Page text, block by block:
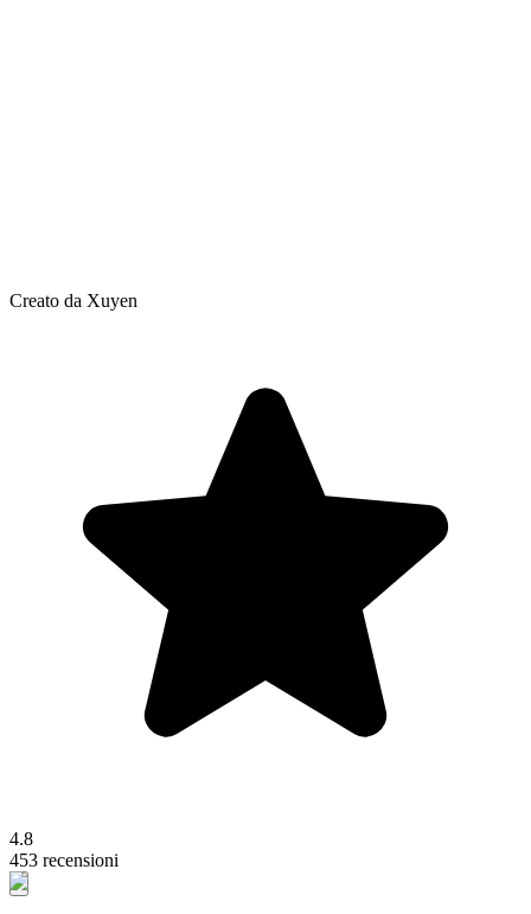
Creato da Xuyen
4.8
453 recensioni